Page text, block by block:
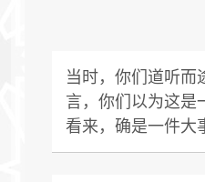
当时，你们道听而
言，你们以为这是
看来，确是一件大